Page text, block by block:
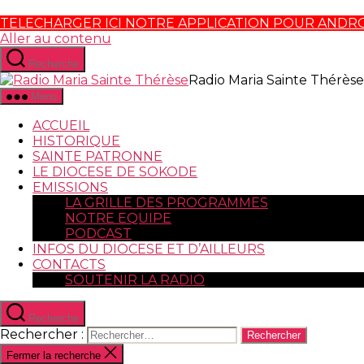
TELECHARGER ICI NOTRE APPLICATION POUR
Aller au contenu
Recherche
Radio Maria Sainte Thérèse
Menu
ACCUEIL
HISTORIQUE
SAINTE PATRONNE
LE DIOCESE DE SOKODE
EMISSIONS
LA GRILLE DES PROGRAMMES
NOTRE EQUIPE
PODCAST
INFOS DU DIOCESE ET D’AILLEURS
CONTACTS
SOUTENIR LA RADIO
Recherche
Rechercher :
Fermer la recherche